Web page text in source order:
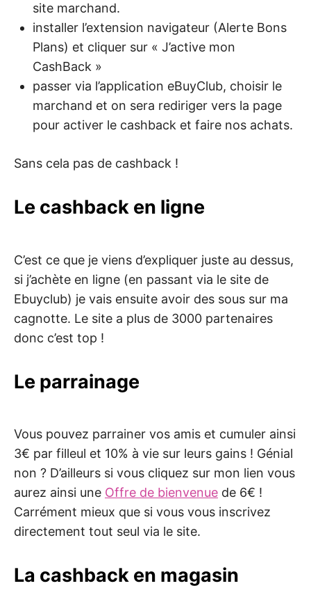
site marchand.
installer l’extension navigateur (Alerte Bons
Plans) et cliquer sur « J’active mon
CashBack »
passer via l’application eBuyClub, choisir le
marchand et on sera rediriger vers la page
pour activer le cashback et faire nos achats.
Sans cela pas de cashback !
Le cashback en ligne
C’est ce que je viens d’expliquer juste au dessus,
si j’achète en ligne (en passant via le site de
Ebuyclub) je vais ensuite avoir des sous sur ma
cagnotte. Le site a plus de 3000 partenaires
donc c’est top !
Le parrainage
Vous pouvez parrainer vos amis et cumuler ainsi
3€ par filleul et 10% à vie sur leurs gains ! Génial
non ? D’ailleurs si vous cliquez sur mon lien vous
aurez ainsi une Offre de bienvenue de 6€ !
Carrément mieux que si vous vous inscrivez
directement tout seul via le site.
La cashback en magasin